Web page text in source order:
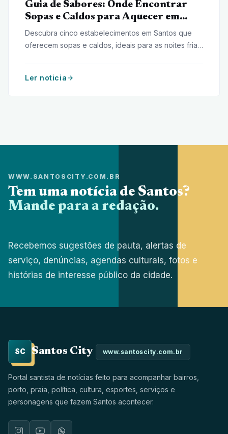
Guia de Sabores: Onde Encontrar
Sopas e Caldos para Aquecer em
Santos
Descubra cinco estabelecimentos em Santos que
oferecem sopas e caldos, ideais para as noites frias
Ler noticia
WWW.SANTOSCITY.COM.BR
Tem uma notícia de Santos?
Mande para a redação.
Recebemos sugestões de pauta, alertas de
serviço, denúncias, agendas culturais, fotos e
histórias de interesse público da cidade.
SC Santos City www.santoscity.com.br
Portal santista de notícias feito para acompanhar bairros,
porto, praia, política, cultura, esportes, serviços e
personagens que fazem Santos acontecer.